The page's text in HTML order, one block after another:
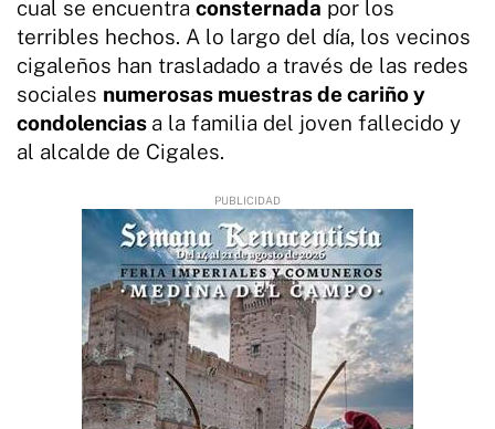
cual se encuentra consternada por los
terribles hechos. A lo largo del día, los vecinos
cigaleños han trasladado a través de las redes
sociales numerosas muestras de cariño y
condolencias a la familia del joven fallecido y
al alcalde de Cigales.